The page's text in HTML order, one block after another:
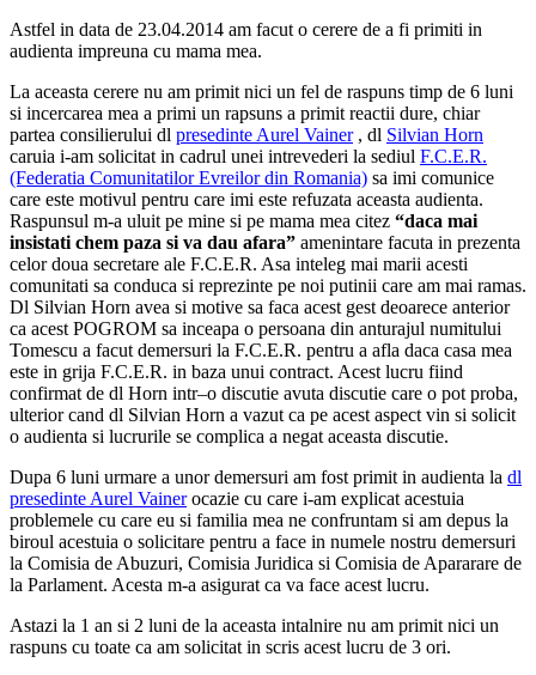
Astfel in data de 23.04.2014 am facut o cerere de a fi primiti in
audienta impreuna cu mama mea.
La aceasta cerere nu am primit nici un fel de raspuns timp de 6 luni
si incercarea mea a primi un rapsuns a primit reactii dure, chiar
partea consilierului dl presedinte Aurel Vainer , dl Silvian Horn
caruia i-am solicitat in cadrul unei intrevederi la sediul F.C.E.R.
(Federatia Comunitatilor Evreilor din Romania) sa imi comunice
care este motivul pentru care imi este refuzata aceasta audienta.
Raspunsul m-a uluit pe mine si pe mama mea citez “daca mai
insistati chem paza si va dau afara” amenintare facuta in prezenta
celor doua secretare ale F.C.E.R. Asa inteleg mai marii acesti
comunitati sa conduca si reprezinte pe noi putinii care am mai ramas.
Dl Silvian Horn avea si motive sa faca acest gest deoarece anterior
ca acest POGROM sa inceapa o persoana din anturajul numitului
Tomescu a facut demersuri la F.C.E.R. pentru a afla daca casa mea
este in grija F.C.E.R. in baza unui contract. Acest lucru fiind
confirmat de dl Horn intr–o discutie avuta discutie care o pot proba,
ulterior cand dl Silvian Horn a vazut ca pe acest aspect vin si solicit
o audienta si lucrurile se complica a negat aceasta discutie.
Dupa 6 luni urmare a unor demersuri am fost primit in audienta la dl
presedinte Aurel Vainer ocazie cu care i-am explicat acestuia
problemele cu care eu si familia mea ne confruntam si am depus la
biroul acestuia o solicitare pentru a face in numele nostru demersuri
la Comisia de Abuzuri, Comisia Juridica si Comisia de Apararare de
la Parlament. Acesta m-a asigurat ca va face acest lucru.
Astazi la 1 an si 2 luni de la aceasta intalnire nu am primit nici un
raspuns cu toate ca am solicitat in scris acest lucru de 3 ori.